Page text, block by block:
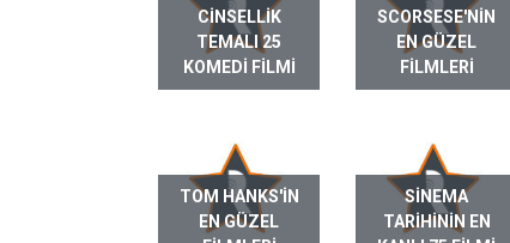
CINSELLIK
TEMALI 25
KOMEDI FILMI
SCORSESE'NIN
EN GÜZEL
FILMLERI
TOM HANKS'IN
EN GÜZEL
SINEMA
TARIHININ EN